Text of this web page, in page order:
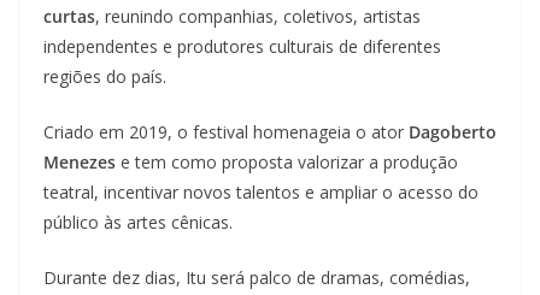
curtas, reunindo companhias, coletivos, artistas
independentes e produtores culturais de diferentes
regiões do país.
Criado em 2019, o festival homenageia o ator Dagoberto
Menezes e tem como proposta valorizar a produção
teatral, incentivar novos talentos e ampliar o acesso do
público às artes cênicas.
Durante dez dias, Itu será palco de dramas, comédias,